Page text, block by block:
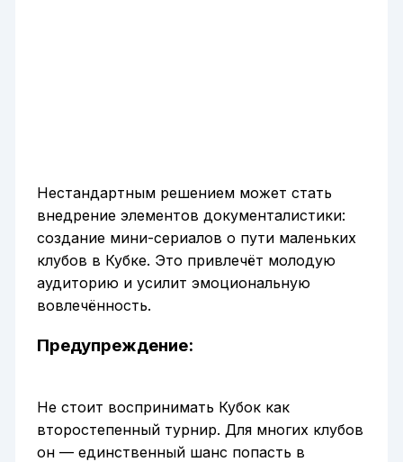
Нестандартным решением может стать
внедрение элементов документалистики:
создание мини-сериалов о пути маленьких
клубов в Кубке. Это привлечёт молодую
аудиторию и усилит эмоциональную
вовлечённость.
Предупреждение:
Не стоит воспринимать Кубок как
второстепенный турнир. Для многих клубов
он — единственный шанс попасть в